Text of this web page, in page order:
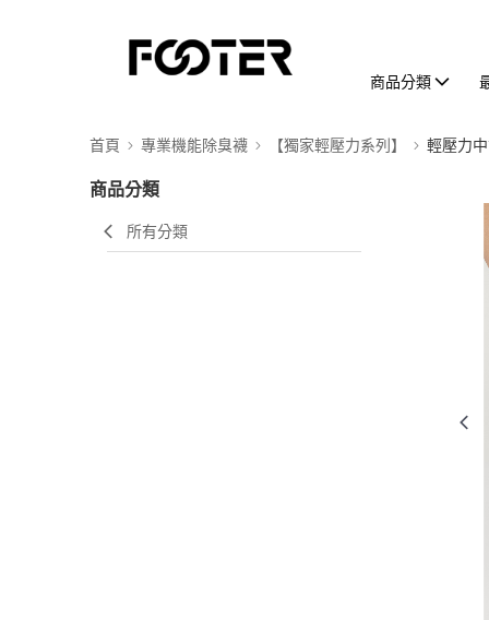
商品分類
首頁 專業機能除臭襪 【獨家輕壓力系列】 輕壓力
商品分類
所有分類